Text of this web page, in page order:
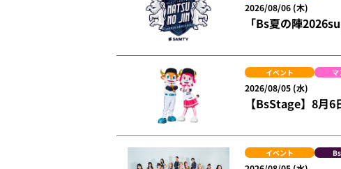
2026/08/06 (木)
「Bs夏の陣
イベント マ
2026/08/05 (水)
【BsStage】8月
イベント